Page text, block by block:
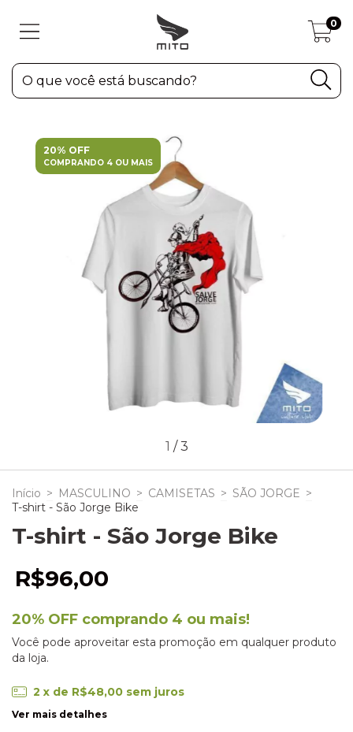
0
20% OFF
COMPRANDO 4 OU MAIS
1 /3
Início > MASCULINO > CAMISETAS > SÃO JORGE >
T-shirt - São Jorge Bike
T-shirt - São Jorge Bike
R$96,00
20% OFF comprando 4 ou mais!
Você pode aproveitar esta promoção em qualquer produto
da loja.
2 x de R$48,00 sem juros
Ver mais detalhes